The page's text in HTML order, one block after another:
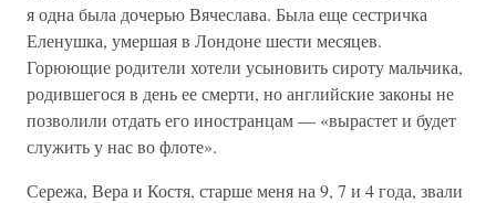
я одна была дочерью Вячеслава. Была еще сестричка
Еленушка, умершая в Лондоне шести месяцев.
Горюющие родители хотели усыновить сироту мальчика,
родившегося в день ее смерти, но английские законы не
позволили отдать его иностранцам — «вырастет и будет
служить у нас во флоте».
Сережа, Вера и Костя, старше меня на 9, 7 и 4 года, звали